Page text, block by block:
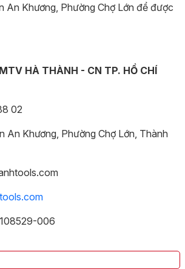
An Khương, Phường Chợ Lớn để được
HÀ THÀNH - CN TP. HỒ CHÍ
02
An Khương, Phường Chợ Lớn, Thành
006